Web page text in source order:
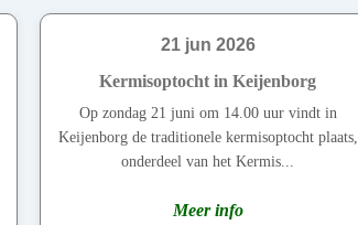
21 jun 2026
Kermisoptocht in Keijenborg
Op zondag 21 juni om 14.00 uur vindt in
Keijenborg de traditionele kermisoptocht plaats,
onderdeel van het Kermis...
Meer info